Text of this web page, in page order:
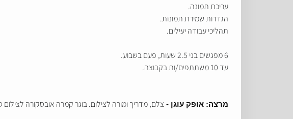
עריכת תמונה.
הגדרות שמירת תמונות.
תהליכי עבודה יעילים.
6 מפגשים בני 2.5 שעות, פעם בשבוע.
עד 10 משתתפים/ות בקבוצה.
מרצה: אופק עוגן - צלם, מדריך ומורה לצילום. בוגר קמרה אובסקורה לצילום